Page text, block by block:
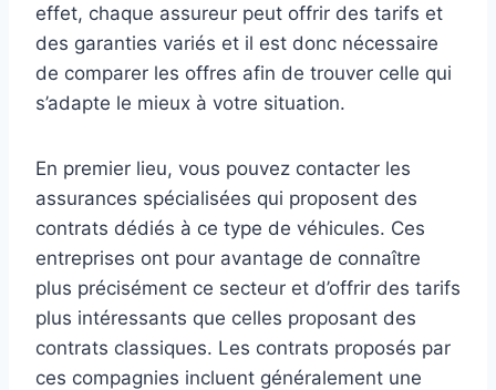
effet, chaque assureur peut offrir des tarifs et
des garanties variés et il est donc nécessaire
de comparer les offres afin de trouver celle qui
s’adapte le mieux à votre situation.
En premier lieu, vous pouvez contacter les
assurances spécialisées qui proposent des
contrats dédiés à ce type de véhicules. Ces
entreprises ont pour avantage de connaître
plus précisément ce secteur et d’offrir des tarifs
plus intéressants que celles proposant des
contrats classiques. Les contrats proposés par
ces compagnies incluent généralement une